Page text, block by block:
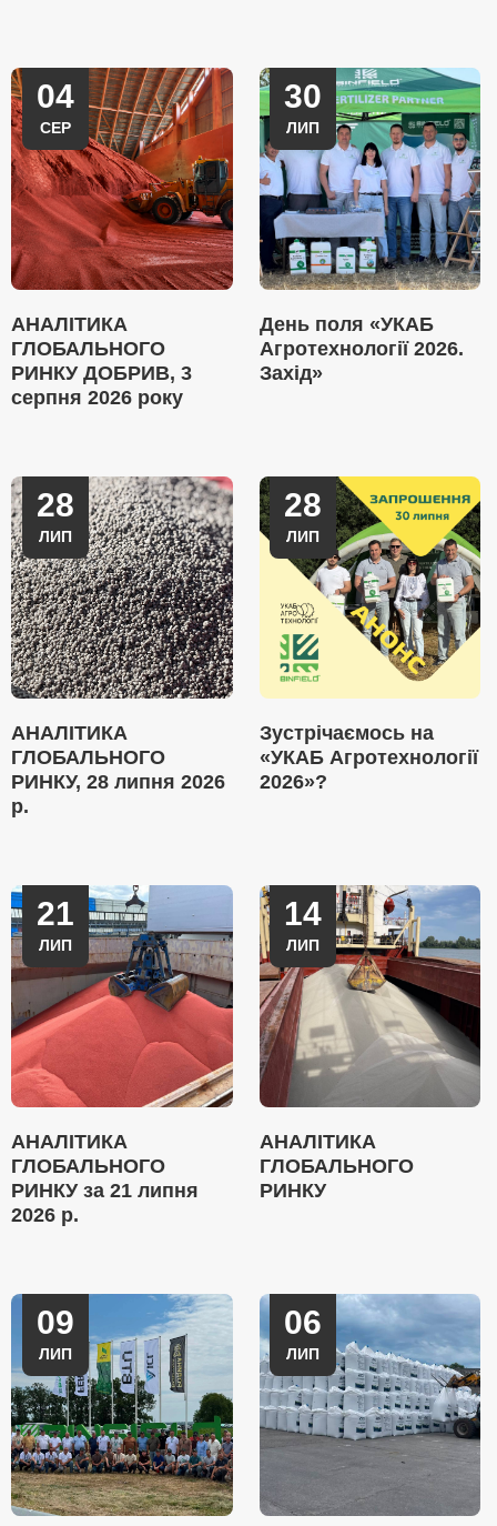
04
СЕР
АНАЛІТИКА
ГЛОБАЛЬНОГО
РИНКУ ДОБРИВ, 3
серпня 2026 року
30
ЛИП
День поля «УКАБ
Агротехнології 2026.
Захід»
28
ЛИП
АНАЛІТИКА
ГЛОБАЛЬНОГО
РИНКУ, 28 липня 2026
р.
28
ЛИП
Зустрічаємось на
«УКАБ Агротехнології
2026»?
21
ЛИП
АНАЛІТИКА
ГЛОБАЛЬНОГО
РИНКУ за 21 липня
2026 р.
14
ЛИП
АНАЛІТИКА
ГЛОБАЛЬНОГО
РИНКУ
09
ЛИП
06
ЛИП